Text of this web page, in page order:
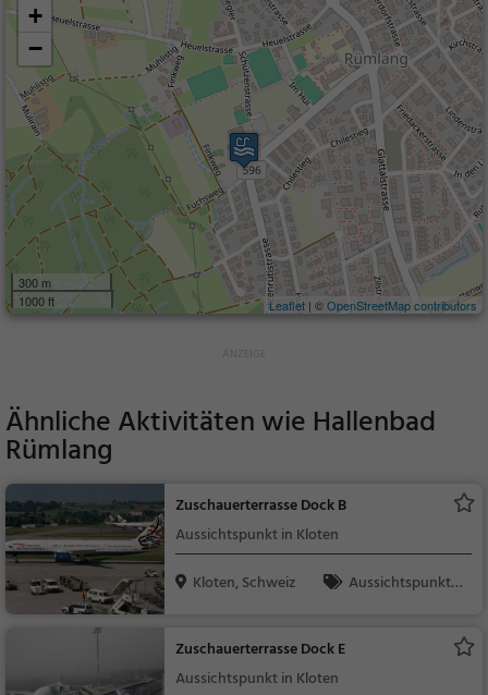
+
−
300 m
1000 ft
Leaflet | ©OpenStreetMap contributors
Ähnliche Aktivitäten wie Hallenbad
Rümlang
Zuschauerterrasse Dock B
Aussichtspunkt in Kloten
Kloten, Schweiz
Aussichtspunkt, F
Zuschauerterrasse Dock E
Aussichtspunkt in Kloten